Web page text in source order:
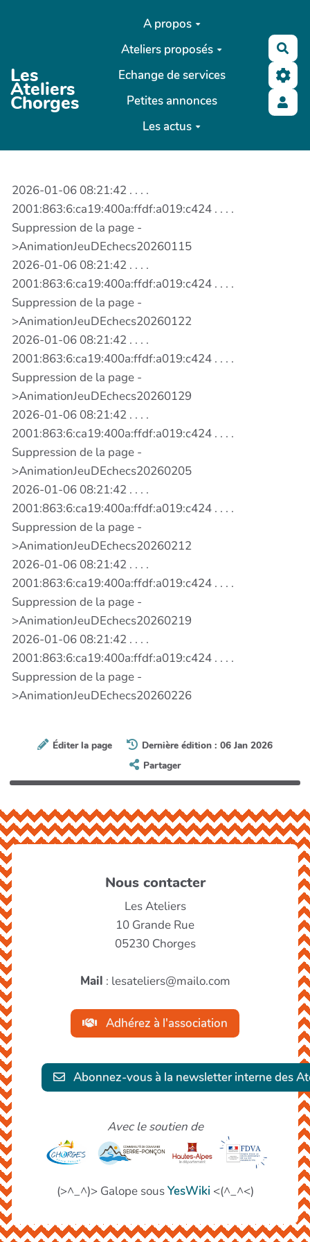
Aller au contenu principal
Les
Ateliers
Chorges
A propos
Ateliers proposés
Echange de services
Petites annonces
Les actus
2026-01-06 08:21:42 . . . .
2001:863:6:ca19:400a:ffdf:a019:c424 . . . .
Suppression de la page -
>AnimationJeuDEchecs20260115
2026-01-06 08:21:42 . . . .
2001:863:6:ca19:400a:ffdf:a019:c424 . . . .
Suppression de la page -
>AnimationJeuDEchecs20260122
2026-01-06 08:21:42 . . . .
2001:863:6:ca19:400a:ffdf:a019:c424 . . . .
Suppression de la page -
>AnimationJeuDEchecs20260129
2026-01-06 08:21:42 . . . .
2001:863:6:ca19:400a:ffdf:a019:c424 . . . .
Suppression de la page -
>AnimationJeuDEchecs20260205
2026-01-06 08:21:42 . . . .
2001:863:6:ca19:400a:ffdf:a019:c424 . . . .
Suppression de la page -
>AnimationJeuDEchecs20260212
2026-01-06 08:21:42 . . . .
2001:863:6:ca19:400a:ffdf:a019:c424 . . . .
Suppression de la page -
>AnimationJeuDEchecs20260219
2026-01-06 08:21:42 . . . .
2001:863:6:ca19:400a:ffdf:a019:c424 . . . .
Suppression de la page -
>AnimationJeuDEchecs20260226
Éditer la page
Dernière édition : 06 Jan 2026
Partager
Nous contacter
Les Ateliers
10 Grande Rue
05230 Chorges
Mail : lesateliers@mailo.com
Adhérez à l'association
Abonnez-vous à la newsletter interne des
Avec le soutien de
(>^_^)> Galope sousYesWiki <(^_^<)